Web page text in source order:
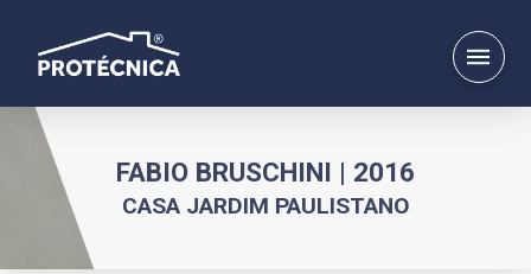
FABIO BRUSCHINI | 2016
CASA JARDIM PAULISTANO